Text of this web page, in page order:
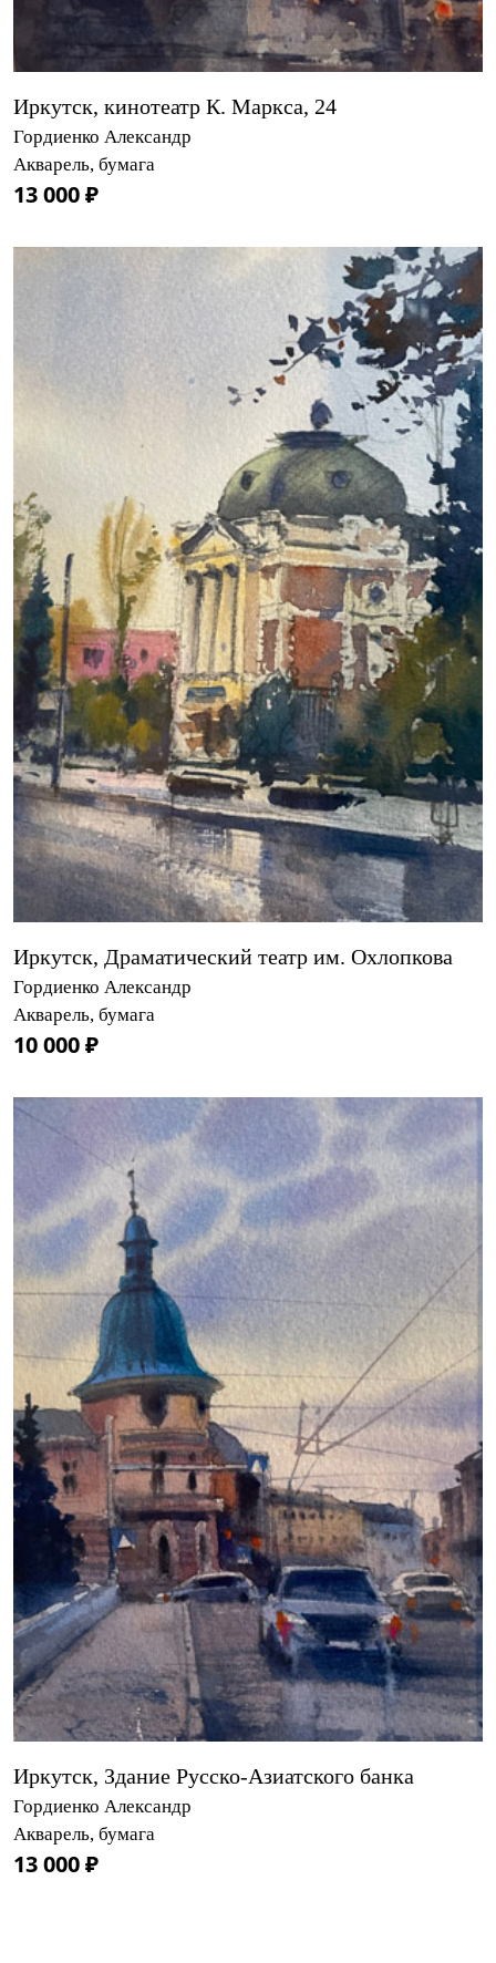
Иркутск, кинотеатр К. Маркса, 24
Гордиенко Александр
Акварель, бумага
13 000 ₽
Иркутск, Драматический театр им. Охлопкова
Гордиенко Александр
Акварель, бумага
10 000 ₽
Иркутск, Здание Русско-Азиатского банка
Гордиенко Александр
Акварель, бумага
13 000 ₽